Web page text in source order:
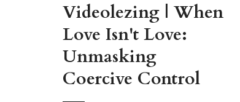
Videolezing | When
Love Isn't Love:
Unmasking
Coercive Control